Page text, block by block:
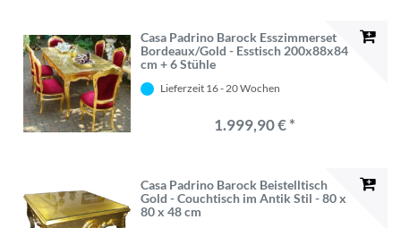
Casa Padrino Barock Esszimmerset
Bordeaux/Gold - Esstisch 200x88x84
cm + 6 Stühle
Lieferzeit 16 - 20 Wochen
1.999,90 € *
Casa Padrino Barock Beistelltisch
Gold - Couchtisch im Antik Stil - 80 x
80 x 48 cm